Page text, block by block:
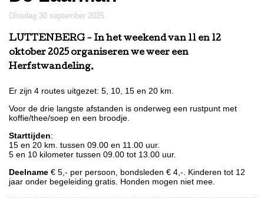
dinsdag 30 september 2025
LUTTENBERG - In het weekend van 11 en 12
oktober 2025 organiseren we weer een
Herfstwandeling.
Er zijn 4 routes uitgezet: 5, 10, 15 en 20 km.
Voor de drie langste afstanden is onderweg een rustpunt met
koffie/thee/soep en een broodje.
Starttijden:
15 en 20 km. tussen 09.00 en 11.00 uur.
5 en 10 kilometer tussen 09.00 tot 13.00 uur.
Deelname € 5,- per persoon, bondsleden € 4,-. Kinderen tot 12
jaar onder begeleiding gratis. Honden mogen niet mee.